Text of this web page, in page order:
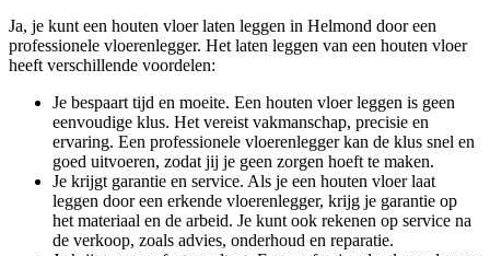
Ja, je kunt een houten vloer laten leggen in Helmond door een
professionele vloerenlegger. Het laten leggen van een houten vloer
heeft verschillende voordelen:
Je bespaart tijd en moeite. Een houten vloer leggen is geen
eenvoudige klus. Het vereist vakmanschap, precisie en
ervaring. Een professionele vloerenlegger kan de klus snel en
goed uitvoeren, zodat jij je geen zorgen hoeft te maken.
Je krijgt garantie en service. Als je een houten vloer laat
leggen door een erkende vloerenlegger, krijg je garantie op
het materiaal en de arbeid. Je kunt ook rekenen op service na
de verkoop, zoals advies, onderhoud en reparatie.